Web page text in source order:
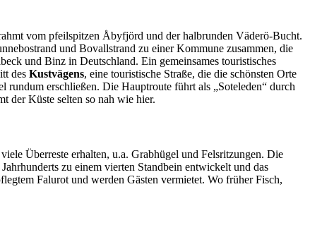
vom pfeilspitzen Åbyfjörd und der halbrunden Väderö-Bucht.
und Bovallstrand zu einer Kommune zusammen, die
und Binz in Deutschland. Ein gemeinsames touristisches
des Kustvägens, eine touristische Straße, die die schönsten Orte
erschließen. Die Hauptroute führt als „Soteleden“ durch
der Küste selten so nah wie hier.
Überreste erhalten, u.a. Grabhügel und Felsritzungen. Die
zu einem vierten Standbein entwickelt und das
Falurot und werden Gästen vermietet. Wo früher Fisch,